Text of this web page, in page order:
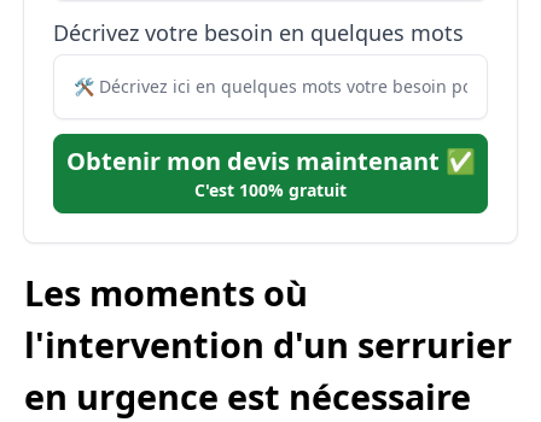
Décrivez votre besoin en quelques mots
Obtenir mon devis maintenant ✅
C'est 100% gratuit
Les moments où
l'intervention d'un serrurier
en urgence est nécessaire